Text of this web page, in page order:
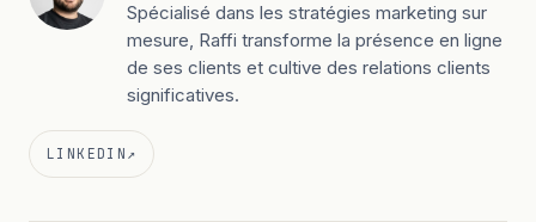
Spécialisé dans les stratégies marketing sur
mesure, Raffi transforme la présence en ligne
de ses clients et cultive des relations clients
significatives.
LINKEDIN ↗